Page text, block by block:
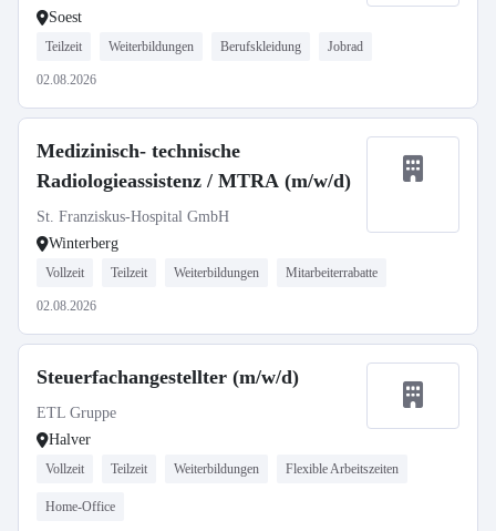
Soest
Teilzeit Weiterbildungen Berufskleidung Jobrad
02.08.2026
Medizinisch- technische
Radiologieassistenz / MTRA (m/w/d)
St. Franziskus-Hospital GmbH
Winterberg
Vollzeit Teilzeit Weiterbildungen Mitarbeiterrabatte
02.08.2026
Steuerfachangestellter (m/w/d)
ETL Gruppe
Halver
Vollzeit Teilzeit Weiterbildungen Flexible Arbeitszeiten
Home-Office